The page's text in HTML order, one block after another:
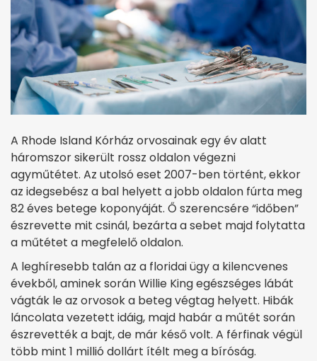
A Rhode Island Kórház orvosainak egy év alatt
háromszor sikerült rossz oldalon végezni
agyműtétet. Az utolsó eset 2007-ben történt, ekkor
az idegsebész a bal helyett a jobb oldalon fúrta meg
82 éves betege koponyáját. Ő szerencsére “időben”
észrevette mit csinál, bezárta a sebet majd folytatta
a műtétet a megfelelő oldalon.
A leghíresebb talán az a floridai ügy a kilencvenes
évekből, aminek során Willie King egészséges lábát
vágták le az orvosok a beteg végtag helyett. Hibák
láncolata vezetett idáig, majd habár a műtét során
észrevették a bajt, de már késő volt. A férfinak végül
több mint 1 millió dollárt ítélt meg a bíróság.